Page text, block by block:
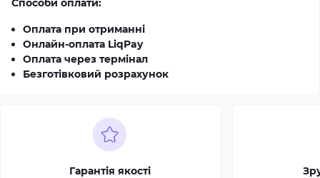
Способи оплати:
Оплата при отриманні
Онлайн-оплата LiqPay
Оплата через термінал
Безготівковий розрахунок
Гарантія якості